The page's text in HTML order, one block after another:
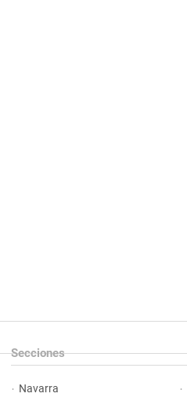
Secciones
Navarra